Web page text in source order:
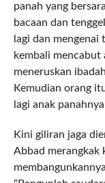
panah yang
bacaan dan
lagi dan
kembali mencabut
meneruskan
Kemudian orang
lagi anak
Kini giliran jaga
Abbad merangkak